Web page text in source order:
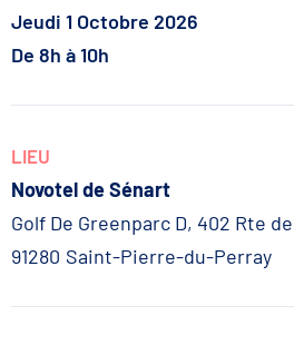
Jeudi 1 Octobre 2026
De 8h à 10h
LIEU
Novotel de Sénart
Golf De Greenparc D, 402 Rte
91280 Saint-Pierre-du-Perray